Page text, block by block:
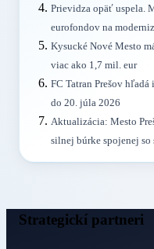
Prievidza opäť uspela.
eurofondov na
Kysucké Nové Mesto
viac ako 1,7 mil. eur
FC Tatran Prešov
do 20. júla 2026
Aktualizácia: Mesto
silnej búrke spojenej
Strategickí partneri